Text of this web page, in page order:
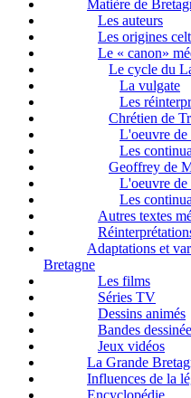
Matière de
Les auteurs
Les origines
Le « canon»
Le cycle du
La vulgate
Les
Chrétien de
L'oeuvre de
Les
Geoffrey de
L'oeuvre
Les
Autres textes
Adaptations et
Bretagne
Les films
Séries TV
Dessins animés
Bandes
Jeux vidéos
La Grande
Influences de la
Encyclopédie